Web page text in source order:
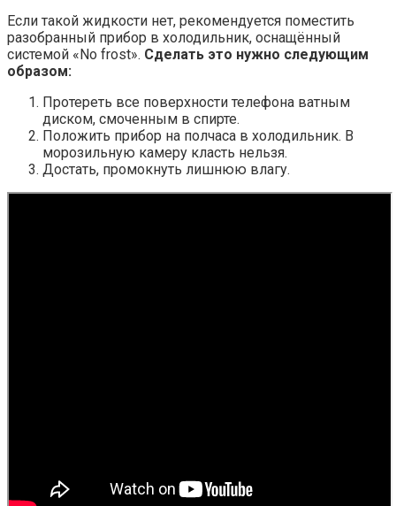
Если такой жидкости нет, рекомендуется поместить
разобранный прибор в холодильник, оснащённый
системой «No frost». Сделать это нужно следующим
образом:
Протереть все поверхности телефона ватным
диском, смоченным в спирте.
Положить прибор на полчаса в холодильник. В
морозильную камеру класть нельзя.
Достать, промокнуть лишнюю влагу.